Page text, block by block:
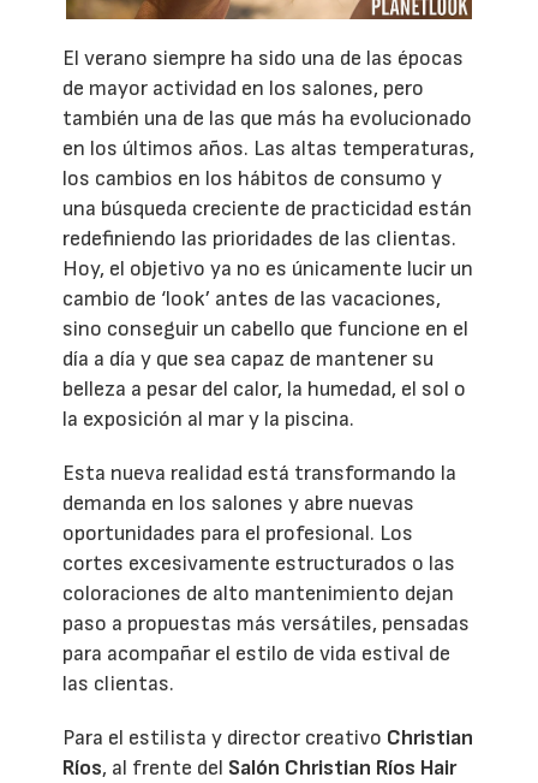
El verano siempre ha sido una de las épocas
de mayor actividad en los salones, pero
también una de las que más ha evolucionado
en los últimos años. Las altas temperaturas,
los cambios en los hábitos de consumo y
una búsqueda creciente de practicidad están
redefiniendo las prioridades de las clientas.
Hoy, el objetivo ya no es únicamente lucir un
cambio de ‘look’ antes de las vacaciones,
sino conseguir un cabello que funcione en el
día a día y que sea capaz de mantener su
belleza a pesar del calor, la humedad, el sol o
la exposición al mar y la piscina.
Esta nueva realidad está transformando la
demanda en los salones y abre nuevas
oportunidades para el profesional. Los
cortes excesivamente estructurados o las
coloraciones de alto mantenimiento dejan
paso a propuestas más versátiles, pensadas
para acompañar el estilo de vida estival de
las clientas.
Para el estilista y director creativo Christian
Ríos, al frente del Salón Christian Ríos Hair